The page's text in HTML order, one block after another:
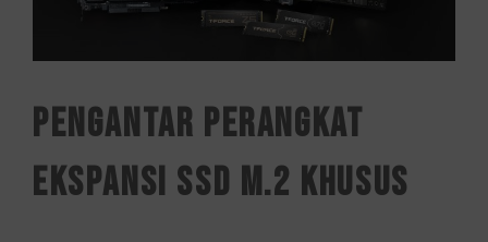
Pengantar Perangkat
Ekspansi SSD M.2 Khusus